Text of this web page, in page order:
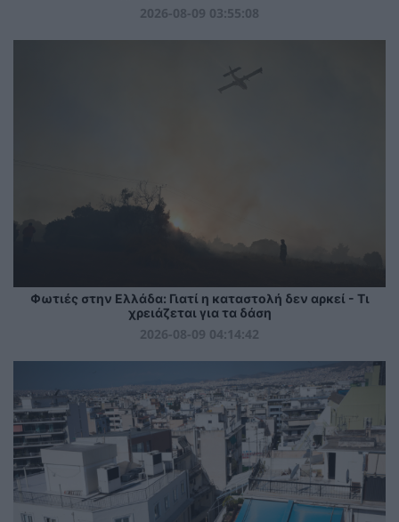
2026-08-09 03:55:08
Φωτιές στην Ελλάδα: Γιατί η καταστολή δεν αρκεί - Τι
χρειάζεται για τα δάση
2026-08-09 04:14:42